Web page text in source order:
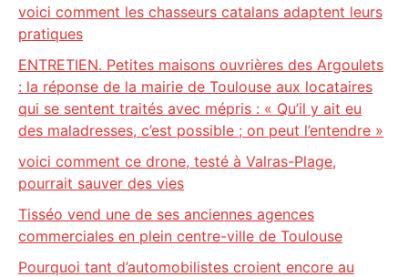
voici comment les chasseurs catalans adaptent leurs
pratiques
ENTRETIEN. Petites maisons ouvrières des Argoulets
: la réponse de la mairie de Toulouse aux locataires
qui se sentent traités avec mépris : « Qu’il y ait eu
des maladresses, c’est possible ; on peut l’entendre »
voici comment ce drone, testé à Valras-Plage,
pourrait sauver des vies
Tisséo vend une de ses anciennes agences
commerciales en plein centre-ville de Toulouse
Pourquoi tant d’automobilistes croient encore au